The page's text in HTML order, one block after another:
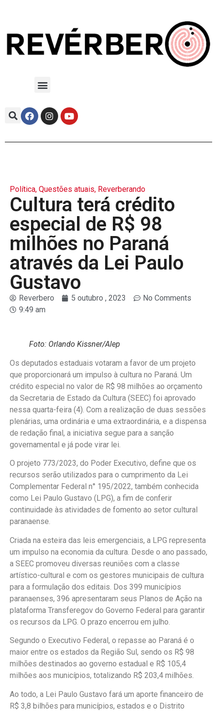
Política, Questões atuais, Reverberando
Cultura terá crédito
especial de R$ 98
milhões no Paraná
através da Lei Paulo
Gustavo
Reverbero 5 outubro , 2023
No Comments
9:49 am
Foto: Orlando Kissner/Alep
Os deputados estaduais votaram a favor de um projeto
que proporcionará um impulso à cultura no Paraná. Um
crédito especial no valor de R$ 98 milhões ao orçamento
da Secretaria de Estado da Cultura (SEEC) foi aprovado
nessa quarta-feira (4). Com a realização de duas sessões
plenárias, uma ordinária e uma extraordinária, e a dispensa
de redação final, a iniciativa segue para a sanção
governamental e já pode virar lei.
O projeto 773/2023, do Poder Executivo, define que os
recursos serão utilizados para o cumprimento da Lei
Complementar Federal n° 195/2022, também conhecida
como Lei Paulo Gustavo (LPG), a fim de conferir
continuidade às atividades de fomento ao setor cultural
paranaense.
Criada na esteira das leis emergenciais, a LPG representa
um impulso na economia da cultura. Desde o ano passado,
a SEEC promoveu diversas reuniões com a classe
artístico-cultural e com os gestores municipais de cultura
para a formulação dos editais. Dos 399 municípios
paranaenses, 396 apresentaram seus Planos de Ação na
plataforma Transferegov do Governo Federal para garantir
os recursos da LPG. O prazo encerrou em julho.
Segundo o Executivo Federal, o repasse ao Paraná é o
maior entre os estados da Região Sul, sendo os R$ 98
milhões destinados ao governo estadual e R$ 105,4
milhões aos municípios, totalizando R$ 203,4 milhões.
Ao todo, a Lei Paulo Gustavo fará um aporte financeiro de
R$ 3,8 bilhões para municípios, estados e o Distrito